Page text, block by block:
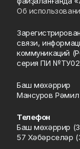
Об
связи,
коммуникаций
серия ПИ
Баш мөхәррир
Мансуров Рәмил
Телефон
Баш мөхәррир
57 Хәбәрселәр